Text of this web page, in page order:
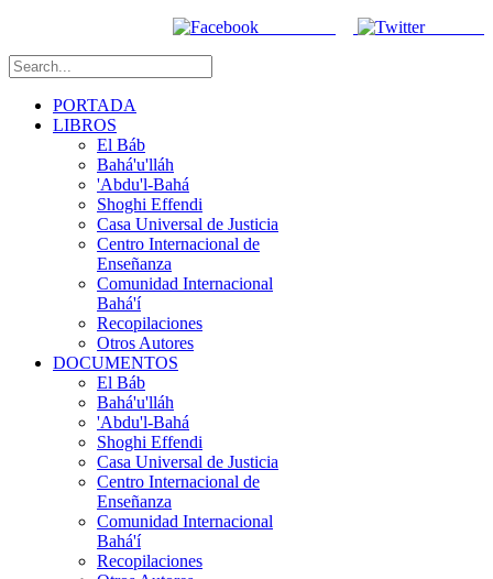
PORTADA
LIBROS
El Báb
Bahá'u'lláh
'Abdu'l-Bahá
Shoghi Effendi
Casa Universal de Justicia
Centro Internacional de
Enseñanza
Comunidad Internacional
Bahá'í
Recopilaciones
Otros Autores
DOCUMENTOS
El Báb
Bahá'u'lláh
'Abdu'l-Bahá
Shoghi Effendi
Casa Universal de Justicia
Centro Internacional de
Enseñanza
Comunidad Internacional
Bahá'í
Recopilaciones